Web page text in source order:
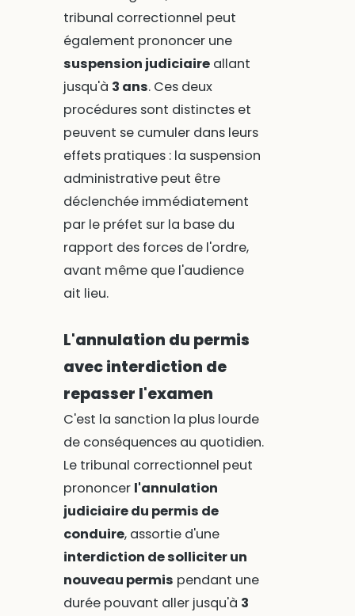
tribunal correctionnel peut
également prononcer une
suspension judiciaireallant
jusqu'à 3 ans. Ces deux
procédures sont distinctes et
peuvent se cumuler dans leurs
effets pratiques : la suspension
administrative peut être
déclenchée immédiatement
par le préfet sur la base du
rapport des forces de l'ordre,
avant même que l'audience
ait lieu.
L'annulation du permis
avec interdiction de
repasser l'examen
C'est la sanction la plus lourde
de conséquences au quotidien.
Le tribunal correctionnel peut
prononcer l'annulation
judiciaire du permis de
conduire, assortie d'une
interdiction de solliciter un
nouveau permis pendant une
durée pouvant aller jusqu'à 3